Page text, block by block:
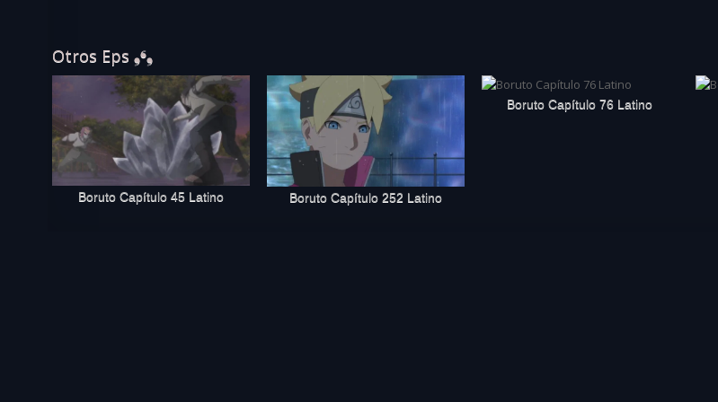
Otros Eps ❟❛❟
Boruto Capítulo 45 Latino Boruto Capítulo 252 Latino
Boruto Capítulo 76 Latino